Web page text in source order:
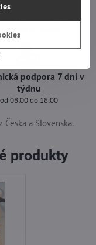
pouze za 89 Kč
nad 1500 Kč zdarma
podpora 7 dní v
týdnu
od 08:00 do 18:00
a Slovenska.
produkty